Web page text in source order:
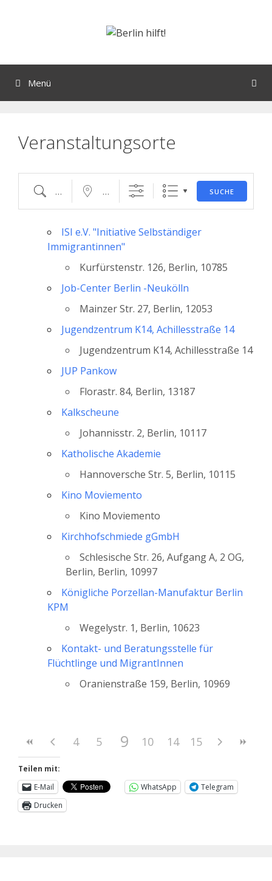
Menü
Veranstaltungsorte
SUCHE
ISI e.V. "Initiative Selbständiger
Immigrantinnen"
Kurfürstenstr. 126, Berlin, 10785
Job-Center Berlin -Neukölln
Mainzer Str. 27, Berlin, 12053
Jugendzentrum K14, Achillesstraße 14
Jugendzentrum K14, Achillesstraße 14
JUP Pankow
Florastr. 84, Berlin, 13187
Kalkscheune
Johannisstr. 2, Berlin, 10117
Katholische Akademie
Hannoversche Str. 5, Berlin, 10115
Kino Moviemento
Kino Moviemento
Kirchhofschmiede gGmbH
Schlesische Str. 26, Aufgang A, 2 OG,
Berlin, Berlin, 10997
Königliche Porzellan-Manufaktur Berlin
KPM
Wegelystr. 1, Berlin, 10623
Kontakt- und Beratungsstelle für
Flüchtlinge und MigrantInnen
Oranienstraße 159, Berlin, 10969
4 5 6 7 8
9 10 11 12 13
14 15
Teilen mit:
E-Mail
WhatsApp
Telegram
Drucken